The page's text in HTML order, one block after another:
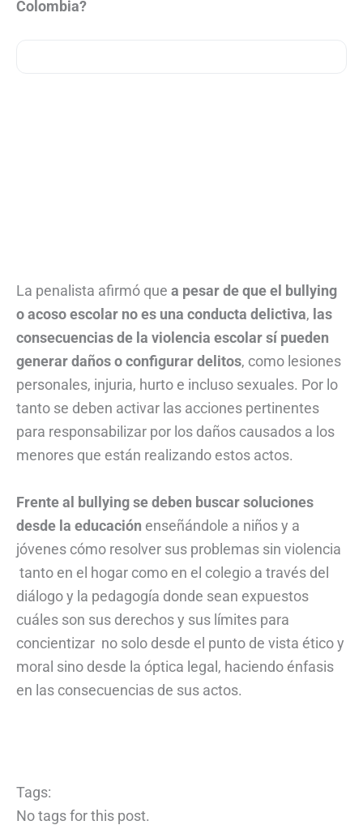
Colombia?
La penalista afirmó que a pesar de que el bullying
o acoso escolar no es una conducta delictiva, las
consecuencias de la violencia escolar sí pueden
generar daños o configurar delitos, como lesiones
personales, injuria, hurto e incluso sexuales. Por lo
tanto se deben activar las acciones pertinentes
para responsabilizar por los daños causados a los
menores que están realizando estos actos.
Frente al bullying se deben buscar soluciones
desde la educación enseñándole a niños y a
jóvenes cómo resolver sus problemas sin violencia
tanto en el hogar como en el colegio a través del
diálogo y la pedagogía donde sean expuestos
cuáles son sus derechos y sus límites para
concientizar no solo desde el punto de vista ético y
moral sino desde la óptica legal, haciendo énfasis
en las consecuencias de sus actos.
Tags:
No tags for this post.